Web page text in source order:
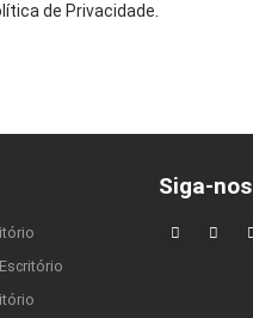
de Privacidade
Siga-nos